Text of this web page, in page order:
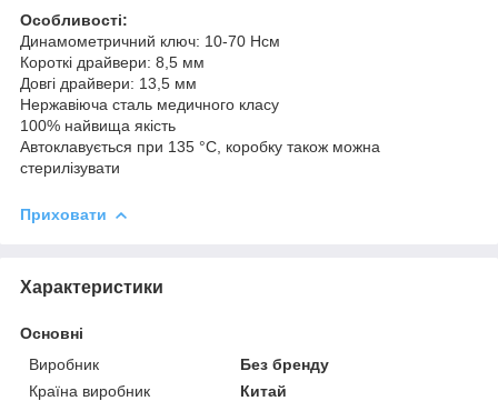
Особливості:
Динамометричний ключ: 10-70 Нсм
Короткі драйвери: 8,5 мм
Довгі драйвери: 13,5 мм
Нержавіюча сталь медичного класу
100% найвища якість
Автоклавується при 135 °C, коробку також можна
стерилізувати
Приховати
Характеристики
Основні
Виробник
Без бренду
Країна виробник
Китай